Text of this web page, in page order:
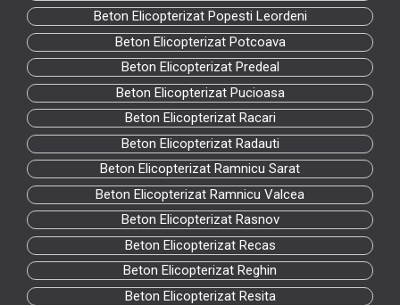
Beton Elicopterizat Popesti Leordeni
Beton Elicopterizat Potcoava
Beton Elicopterizat Predeal
Beton Elicopterizat Pucioasa
Beton Elicopterizat Racari
Beton Elicopterizat Radauti
Beton Elicopterizat Ramnicu Sarat
Beton Elicopterizat Ramnicu Valcea
Beton Elicopterizat Rasnov
Beton Elicopterizat Recas
Beton Elicopterizat Reghin
Beton Elicopterizat Resita